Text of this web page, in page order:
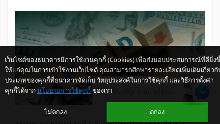
เว็บไซต์ของธนาคารมีการใช้งานคุกกี้ (Cookies) เพื่อส่งมอบประสบการณ์ที่ดียิ่ง
ให้แก่คุณในการเข้าใช้งานเว็บไซต์ คุณสามารถศึกษารายละเอียดเพิ่มเติมเกี่ยวกั
ประเภทของคุกกี้ที่ธนาคารจัดเก็บ วัตถุประสงค์ในการใช้คุกกี้ และวิธีการตั้งค่า
คุกกี้ได้จาก นโยบายการใช้คุกกี้ ของเรา
ไม่ตกลง ตกลง
ให้ K-Buddy ช่วยเหลือคุณ